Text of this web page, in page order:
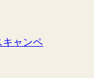
キャンペ